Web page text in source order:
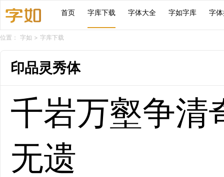
首页 字库下载 字体大全 字如字库 字
位置： 字如 > 字库下载
印品灵秀体
千岩万壑争清
无遗